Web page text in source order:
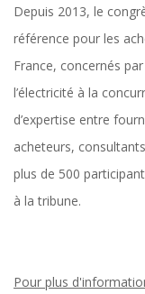
Depuis 2013, le
référence pour les
France, concernés
l’électricité à la
d’expertise entre
acheteurs,
plus de 500
à la tribune.
Pour plus